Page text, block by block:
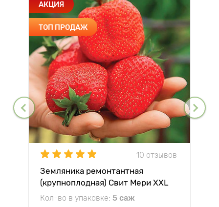
АКЦИЯ
ТОП ПРОДАЖ
10 отзывов
Земляника ремонтантная
(крупноплодная) Свит Мери XXL
Кол-во в упаковке: 5 саж